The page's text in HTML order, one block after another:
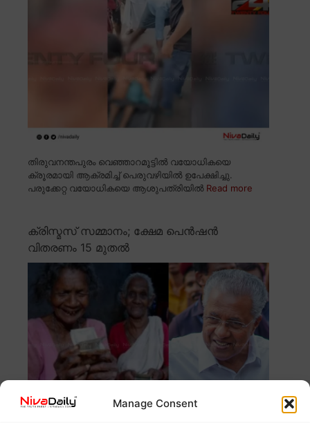
Manage Consent
തിരുവനന്തപുരം വെഞ്ഞാറമൂട്ടിൽ വയോധികയെ
ക്രൂരമായി ആക്രമിച്ച് പെരുവഴിയിൽ ഉപേക്ഷിച്ചു.
പരുക്കേറ്റ വയോധികയെ ആശുപത്രിയിൽ Read more
ക്രിസ്മസ് സമ്മാനം; ക്ഷേമ പെൻഷൻ
വിതരണം 15 മുതൽ